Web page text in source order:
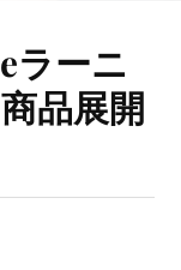
ラーニ
品展開